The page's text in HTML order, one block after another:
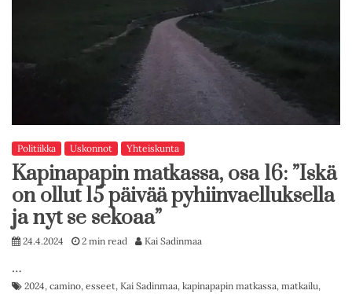
Politiikka Uskonnot Yhteiskunta
Kapinapapin matkassa, osa 16: ”Iskä
on ollut 15 päivää pyhiinvaelluksella
ja nyt se sekoaa”
24.4.2024 2 min read Kai Sadinmaa
…
2024, camino, esseet, Kai Sadinmaa, kapinapapin matkassa, matkailu,